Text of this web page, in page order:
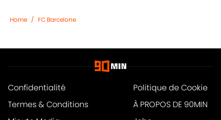
Home / FC Barcelone
Confidentialité
Politique de Cookie
Termes & Conditions
À PROPOS DE 90MIN